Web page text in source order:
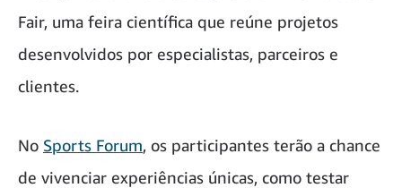
Fair, uma feira científica que reúne projetos
desenvolvidos por especialistas, parceiros e
clientes.
No Sports Forum, os participantes terão a chance
de vivenciar experiências únicas, como testar